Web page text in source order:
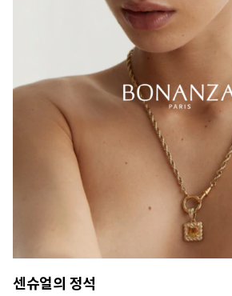
센슈얼의 정석